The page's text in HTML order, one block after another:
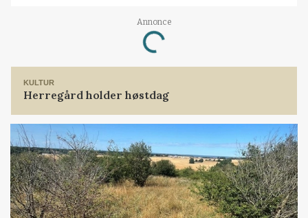
Annonce
Loading...
KULTUR
Herregård holder høstdag